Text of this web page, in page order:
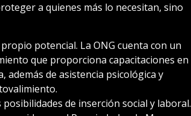
a quienes más lo necesitan, sino
potencial. La ONG cuenta con un
que proporciona capacitaciones en
además de asistencia psicológica y
de inserción social y laboral.